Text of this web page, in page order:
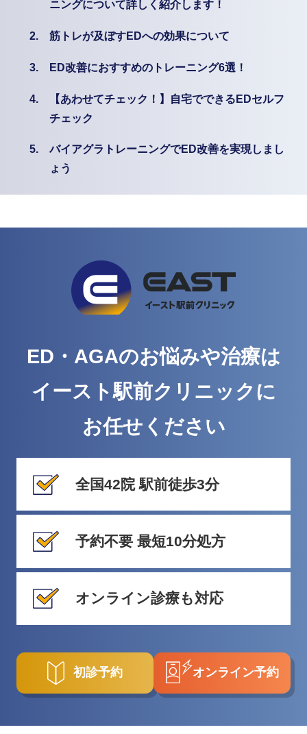
ニングについて詳しく紹介します！
2. 筋トレが及ぼすEDへの効果について
3. ED改善におすすめのトレーニング6選！
4.
【あわせてチェック！】自宅でできるEDセルフ
チェック
5.
バイアグラトレーニングでED改善を実現しまし
ょう
ED・AGAのお悩みや治療は
イースト駅前クリニックに
お任せください
全国42院 駅前徒歩3分
予約不要 最短10分処方
オンライン診療も対応
初診予約 オンライン予約